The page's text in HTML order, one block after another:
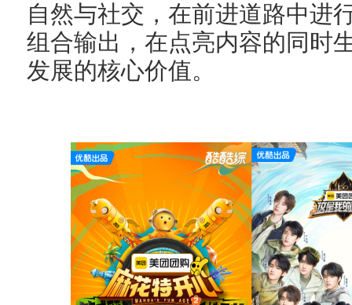
自然与社交，在前进道路中进
组合输出，在点亮内容的同时
发展的核心价值。